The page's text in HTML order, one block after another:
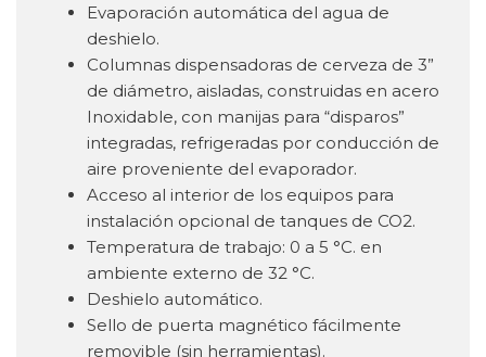
Evaporación automática del agua de
deshielo.
Columnas dispensadoras de cerveza de 3”
de diámetro, aisladas, construidas en acero
Inoxidable, con manijas para “disparos”
integradas, refrigeradas por conducción de
aire proveniente del evaporador.
Acceso al interior de los equipos para
instalación opcional de tanques de CO2.
Temperatura de trabajo: 0 a 5 °C. en
ambiente externo de 32 °C.
Deshielo automático.
Sello de puerta magnético fácilmente
removible (sin herramientas).